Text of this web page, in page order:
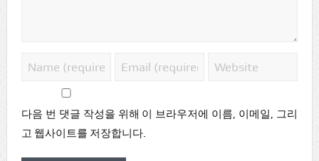
다음 번 댓글 작성을 위해 이 브라우저에 이름, 이메일, 그리
고 웹사이트를 저장합니다.